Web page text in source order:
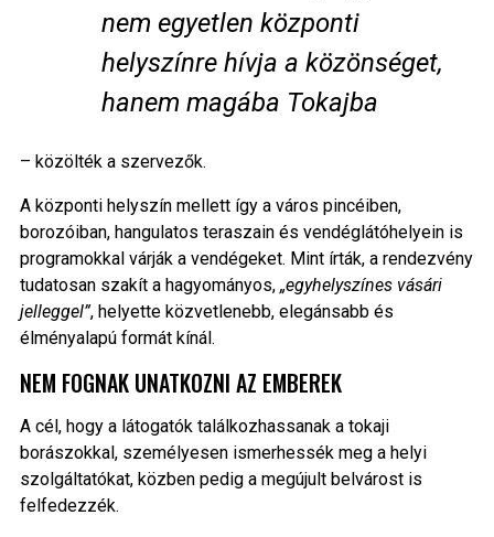
nem egyetlen központi
helyszínre hívja a közönséget,
hanem magába Tokajba
– közölték a szervezők.
A központi helyszín mellett így a város pincéiben,
borozóiban, hangulatos teraszain és vendéglátóhelyein is
programokkal várják a vendégeket. Mint írták, a rendezvény
tudatosan szakít a hagyományos,„egyhelyszínes vásári
jelleggel”, helyette közvetlenebb, elegánsabb és
élményalapú formát kínál.
NEM FOGNAK UNATKOZNI AZ EMBEREK
A cél, hogy a látogatók találkozhassanak a tokaji
borászokkal, személyesen ismerhessék meg a helyi
szolgáltatókat, közben pedig a megújult belvárost is
felfedezzék.